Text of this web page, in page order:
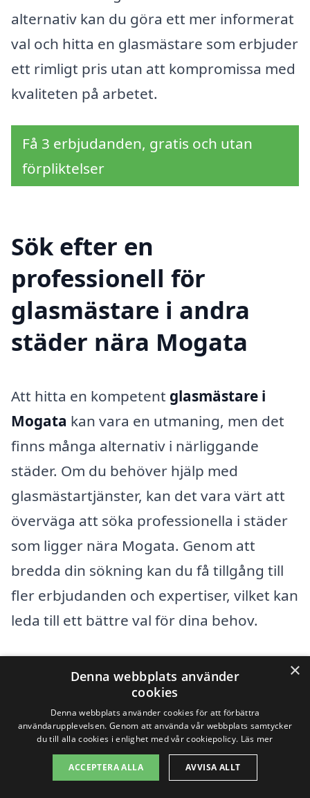
alternativ kan du göra ett mer informerat
val och hitta en glasmästare som erbjuder
ett rimligt pris utan att kompromissa med
kvaliteten på arbetet.
Få 3 erbjudanden, gratis och utan
förpliktelser
Sök efter en
professionell för
glasmästare i andra
städer nära Mogata
Att hitta en kompetent glasmästare i
Mogata kan vara en utmaning, men det
finns många alternativ i närliggande
städer. Om du behöver hjälp med
glasmästartjänster, kan det vara värt att
överväga att söka professionella i städer
som ligger nära Mogata. Genom att
bredda din sökning kan du få tillgång till
fler erbjudanden och expertiser, vilket kan
leda till ett bättre val för dina behov.
Några av de städer som du kan överväga
att fråga om glasmästare är:
Söderköping
Norrköping
×
Denna webbplats använder
cookies
Denna webbplats använder cookies för att förbättra
användarupplevelsen. Genom att använda vår webbplats samtycker
du till alla cookies i enlighet med vår cookiepolicy. Läs mer
ACCEPTERA ALLA AVVISA ALLT